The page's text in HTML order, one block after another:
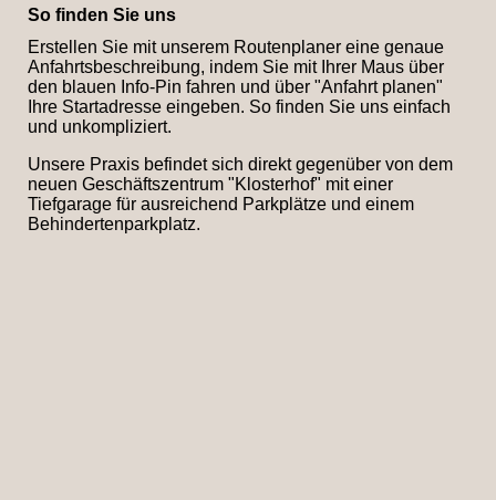
So finden Sie uns
Erstellen Sie mit unserem Routenplaner eine genaue
Anfahrtsbeschreibung, indem Sie mit Ihrer Maus über
den blauen Info-Pin fahren und über "Anfahrt planen"
Ihre Startadresse eingeben. So finden Sie uns einfach
und unkompliziert.
Unsere Praxis befindet sich direkt gegenüber von dem
neuen Geschäftszentrum "Klosterhof" mit einer
Tiefgarage für ausreichend Parkplätze und einem
Behindertenparkplatz.